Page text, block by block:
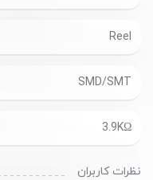
Reel
SMD/SMT
3.9KΩ
نظرات کاربران